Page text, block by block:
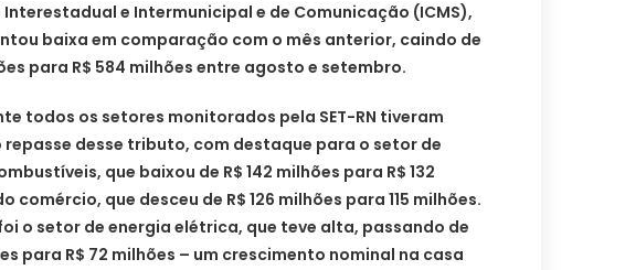
e Intermunicipal e de Comunicação (ICMS),
baixa em comparação com o mês anterior, caindo de
para R$ 584 milhões entre agosto e setembro.
todos os setores monitorados pela SET-RN tiveram
repasse desse tributo, com destaque para o setor de
que baixou de R$ 142 milhões para R$ 132
comércio, que desceu de R$ 126 milhões para 115 milhões.
o setor de energia elétrica, que teve alta, passando de
para R$ 72 milhões – um crescimento nominal na casa